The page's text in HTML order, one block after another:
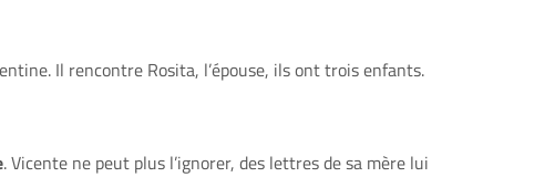
Il rencontre Rosita, l’épouse, ils ont trois enfants.
. Vicente ne peut plus l’ignorer, des lettres de sa mère lui